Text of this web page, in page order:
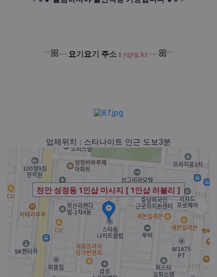
°°ꕤ┈ 요기 요기 주소 : ygyg.kr ┈ꕤ°°
업체위치 : 스타나이트 인근 도보3분
천안 성정동 1인샵 마사지 [ 1인샵 러블리 ]